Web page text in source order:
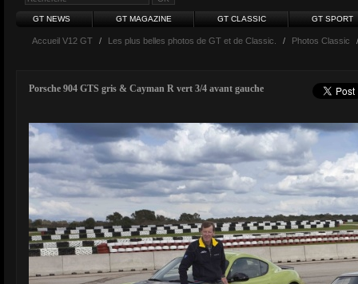
GT NEWS GT MAGAZINE GT CLASSIC GT SPORT
Accueil V12 GT / Les plus belles photos de GT et de Classic. / Photos Classic
Porsche 904 GTS gris & Cayman R vert 3/4 avant gauche